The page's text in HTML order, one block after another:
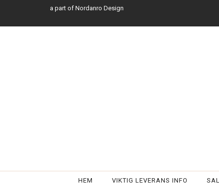
a part of Nordanro Design
HEM VIKTIG LEVERANS INFO